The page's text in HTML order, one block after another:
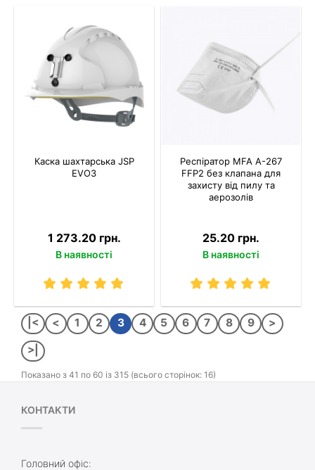
Каска шахтарська JSP
EVO3
1 273.20 грн.
В наявності
Респіратор MFA A-267
FFP2 без клапана для
захисту від пилу та
аерозолів
25.20 грн.
В наявності
|< < 1 2 3 4 5 6 7 8 9 >
>|
Показано з 41 по 60 із 315 (всього сторінок: 16)
КОНТАКТИ
Головний офіс: